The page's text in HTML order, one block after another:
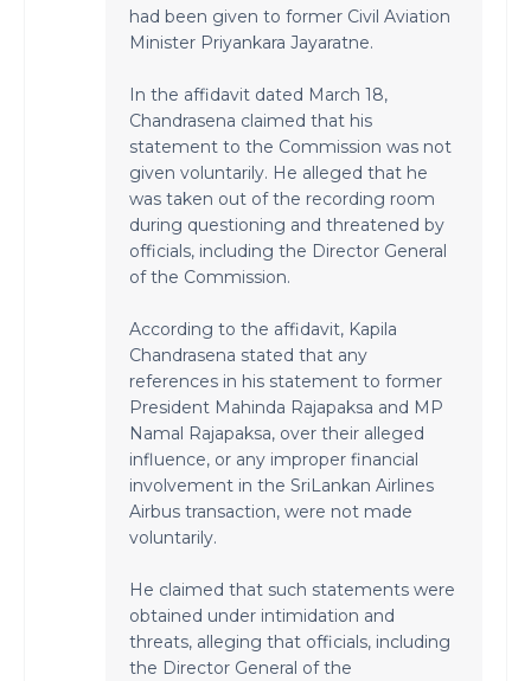
had been given to former Civil Aviation
Minister Priyankara Jayaratne.
In the affidavit dated March 18,
Chandrasena claimed that his
statement to the Commission was not
given voluntarily. He alleged that he
was taken out of the recording room
during questioning and threatened by
officials, including the Director General
of the Commission.
According to the affidavit, Kapila
Chandrasena stated that any
references in his statement to former
President Mahinda Rajapaksa and MP
Namal Rajapaksa, over their alleged
influence, or any improper financial
involvement in the SriLankan Airlines
Airbus transaction, were not made
voluntarily.
He claimed that such statements were
obtained under intimidation and
threats, alleging that officials, including
the Director General of the